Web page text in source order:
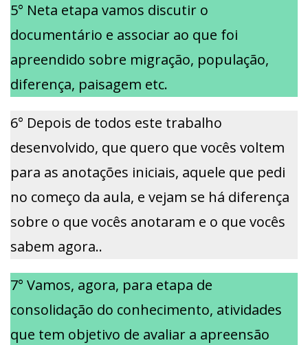
5° Neta etapa vamos discutir o
documentário e associar ao que foi
apreendido sobre migração, população,
diferença, paisagem etc.
6° Depois de todos este trabalho
desenvolvido, que quero que vocês voltem
para as anotações iniciais, aquele que pedi
no começo da aula, e vejam se há diferença
sobre o que vocês anotaram e o que vocês
sabem agora..
7° Vamos, agora, para etapa de
consolidação do conhecimento, atividades
que tem objetivo de avaliar a apreensão